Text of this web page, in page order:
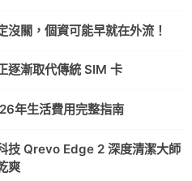
關，個資可能早就在外流！
逐漸取代傳統 SIM 卡
年生活費用完整指南
技 Qrevo Edge 2 深度清潔大師
爽